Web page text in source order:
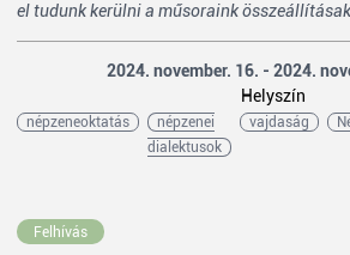
el tudunk kerülni a műsoraink
2024. november. 16. - 2024.
Helyszín
népzeneoktatás
népzenei
dialektusok
vajdaság
Felhívás